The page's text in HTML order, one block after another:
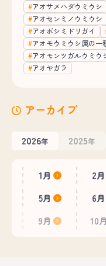
アオサメハダウミウシ
アオセンミノウミウシ
アオボシミドリガイ
アオモウミウシ属の一
アオモンツガルウミウ
アオヤガラ
アーカイブ
2026年 2025年
1月 2月
5月
6月
9月
10月